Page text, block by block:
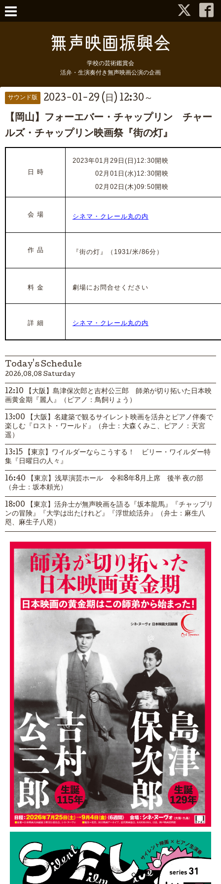
学校の芸術鑑賞会
活弁・生演奏付き無声映画公演の企画
サウンド版 2023-01-29 (日) 12:30～
【岡山】フォーエバー・チャップリン チャー
ルズ・チャップリン映画祭『街の灯』
日 時
2023年01月29日(日)12:30開映
02月01日(水)12:30開映
02月02日(木)09:50開映
会 場 シネマ・クレール丸の内
作 品 『街の灯』（1931/米/86分）
料 金 劇場にお問合せください
詳 細 シネマ・クレール丸の内
Today's Schedule
2026.08.08 Saturday
12:10 【大阪】島津保次郎と吉村公三郎 師弟が切り拓いた日本映
画黄金期『麗人』（ピアノ：鳥飼りょう）
13:00 【大阪】名建築で観るサイレント映画を活弁とピアノ伴奏で
楽しむ『ロスト・ワールド』（弁士：大森くみこ、ピアノ：天宮
遥）
13:15 【東京】ワイルダーならこうする！ ビリー・ワイルダー特
集『日曜日の人々』
16:40 【東京】浅草演芸ホール 令和8年8月上席 後半 夜の部
（弁士：坂本頼光）
18:00 【東京】活弁士が無声映画を語る『坂本龍馬』『チャップリ
ンの冒険』『大学は出たけれど』『浮世絵活弁』（弁士：麻生八
咫、麻生子八咫）